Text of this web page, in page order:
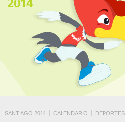
SANTIAGO 2014 CALENDARIO DEPORTES